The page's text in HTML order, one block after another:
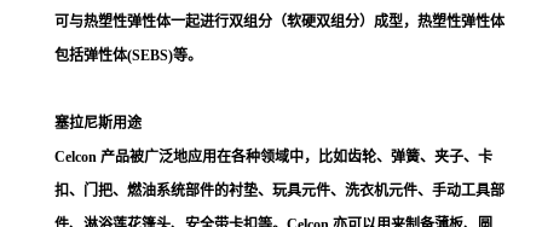
可与热塑性弹性体一起进行双组分（软硬双组分）成型，热塑性弹性体
包括弹性体(SEBS)等。
塞拉尼斯用途
Celcon 产品被广泛地应用在各种领域中，比如齿轮、弹簧、夹子、卡
扣、门把、燃油系统部件的衬垫、玩具元件、洗衣机元件、手动工具部